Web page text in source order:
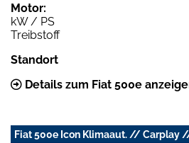
Motor:
kW / PS
Treibstoff
Standort
Details zum Fiat 500e
Fiat 500e Icon Klimaaut. // Carplay